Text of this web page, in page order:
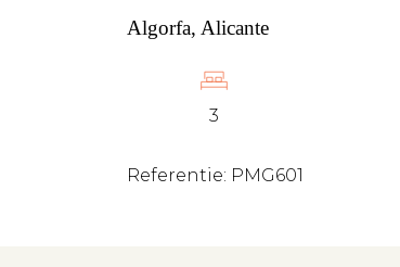
Algorfa, Alicante
3
Referentie: PMG601